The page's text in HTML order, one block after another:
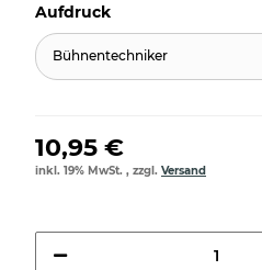
Aufdruck
Bühnentechniker
10,95 €
inkl. 19% MwSt. , zzgl. Versand